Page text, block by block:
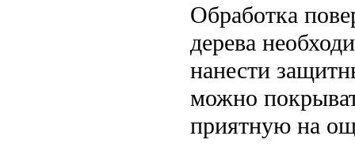
Обработка
дерева
нанести
можно
приятную на